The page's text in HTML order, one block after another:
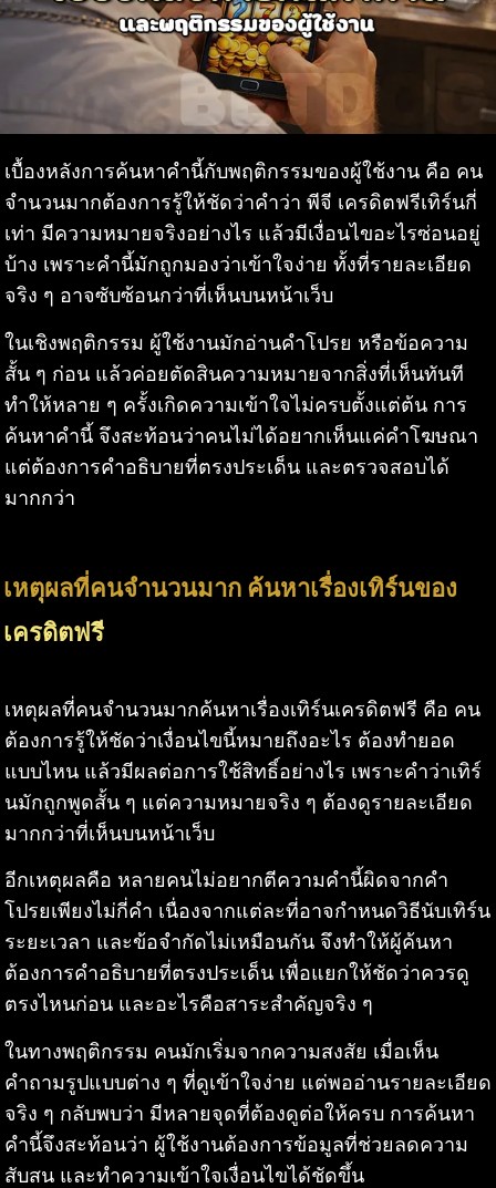
เบื้องหลังการค้นหาคำนี้กับพฤติกรรมของผู้ใช้งาน คือ คน
จำนวนมากต้องการรู้ให้ชัดว่าคำว่า พีจี เครดิตฟรีเทิร์นกี่
เท่า มีความหมายจริงอย่างไร แล้วมีเงื่อนไขอะไรซ่อนอยู่
บ้าง เพราะคำนี้มักถูกมองว่าเข้าใจง่าย ทั้งที่รายละเอียด
จริง ๆ อาจซับซ้อนกว่าที่เห็นบนหน้าเว็บ
ในเชิงพฤติกรรม ผู้ใช้งานมักอ่านคำโปรย หรือข้อความ
สั้น ๆ ก่อน แล้วค่อยตัดสินความหมายจากสิ่งที่เห็นทันที
ทำให้หลาย ๆ ครั้งเกิดความเข้าใจไม่ครบตั้งแต่ต้น การ
ค้นหาคำนี้ จึงสะท้อนว่าคนไม่ได้อยากเห็นแค่คำโฆษณา
แต่ต้องการคำอธิบายที่ตรงประเด็น และตรวจสอบได้
มากกว่า
เหตุผลที่คนจำนวนมาก ค้นหาเรื่องเทิร์นของ
เครดิตฟรี
เหตุผลที่คนจำนวนมากค้นหาเรื่องเทิร์นเครดิตฟรี คือ คน
ต้องการรู้ให้ชัดว่าเงื่อนไขนี้หมายถึงอะไร ต้องทำยอด
แบบไหน แล้วมีผลต่อการใช้สิทธิ์อย่างไร เพราะคำว่าเทิร์
นมักถูกพูดสั้น ๆ แต่ความหมายจริง ๆ ต้องดูรายละเอียด
มากกว่าที่เห็นบนหน้าเว็บ
อีกเหตุผลคือ หลายคนไม่อยากตีความคำนี้ผิดจากคำ
โปรยเพียงไม่กี่คำ เนื่องจากแต่ละที่อาจกำหนดวิธีนับเทิร์น
ระยะเวลา และข้อจำกัดไม่เหมือนกัน จึงทำให้ผู้ค้นหา
ต้องการคำอธิบายที่ตรงประเด็น เพื่อแยกให้ชัดว่าควรดู
ตรงไหนก่อน และอะไรคือสาระสำคัญจริง ๆ
ในทางพฤติกรรม คนมักเริ่มจากความสงสัย เมื่อเห็น
คำถามรูปแบบต่าง ๆ ที่ดูเข้าใจง่าย แต่พออ่านรายละเอียด
จริง ๆ กลับพบว่า มีหลายจุดที่ต้องดูต่อให้ครบ การค้นหา
คำนี้จึงสะท้อนว่า ผู้ใช้งานต้องการข้อมูลที่ช่วยลดความ
สับสน และทำความเข้าใจเงื่อนไขได้ชัดขึ้น